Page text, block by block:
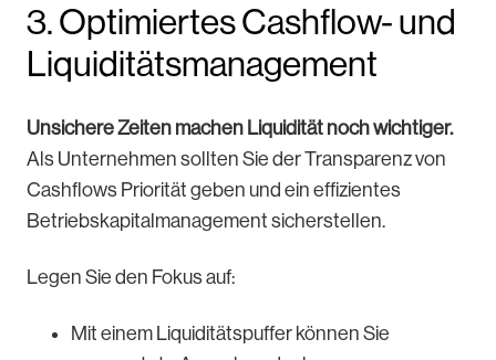
3. Optimiertes Cashflow- und
Liquiditätsmanagement
Unsichere Zeiten machen Liquidität noch wichtiger.
Als Unternehmen sollten Sie der Transparenz von
Cashflows Priorität geben und ein effizientes
Betriebskapitalmanagement sicherstellen.
Legen Sie den Fokus auf:
Mit einem Liquiditätspuffer können Sie